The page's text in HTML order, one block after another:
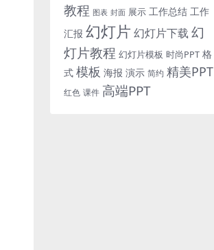
教程 图表 封面 展示 工作总结 工作
汇报 幻灯片 幻灯片下载 幻
灯片教程 幻灯片模板 时尚PPT 格
式 模板 海报 演示 简约 精美PPT
红色 课件 高端PPT